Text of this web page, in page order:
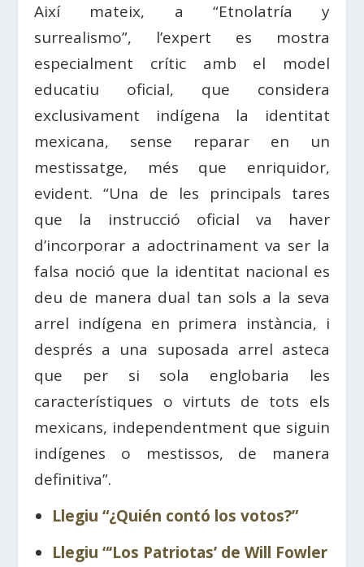
Així mateix, a “Etnolatría y
surrealismo”, l’expert es mostra
especialment crític amb el model
educatiu oficial, que considera
exclusivament indígena la identitat
mexicana, sense reparar en un
mestissatge, més que enriquidor,
evident. “Una de les principals tares
que la instrucció oficial va haver
d’incorporar a adoctrinament va ser la
falsa noció que la identitat nacional es
deu de manera dual tan sols a la seva
arrel indígena en primera instància, i
després a una suposada arrel asteca
que per si sola englobaria les
característiques o virtuts de tots els
mexicans, independentment que siguin
indígenes o mestissos, de manera
definitiva”.
Llegiu “¿Quién contó los votos?”
Llegiu “‘Los Patriotas’ de Will Fowler